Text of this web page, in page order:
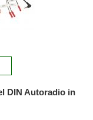
DIN Autoradio in